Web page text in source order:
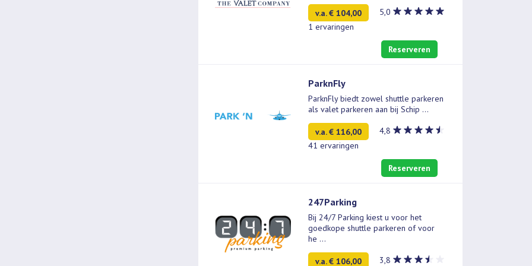
v.a. € 104,00
5,0
1 ervaringen
Reserveren
ParknFly
ParknFly biedt zowel shuttle parkeren
als valet parkeren aan bij Schip ...
v.a. € 116,00
4,8
41 ervaringen
Reserveren
247Parking
Bij 24/7 Parking kiest u voor het
goedkope shuttle parkeren of voor
he ...
v.a. € 106,00 3,8